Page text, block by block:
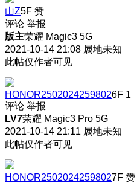
山Z5F 赞
评论 举报
版主荣耀 Magic3 5G
2021-10-14 21:08 属地未知
此帖仅作者可见
HONOR25020242598026F 1
评论 举报
LV7荣耀 Magic3 Pro 5G
2021-10-14 21:11 属地未知
此帖仅作者可见
HONOR25020242598027F 赞